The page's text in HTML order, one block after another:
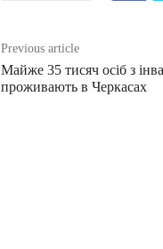
Previous article
Майже 35 тисяч осіб з
проживають в Черкасах